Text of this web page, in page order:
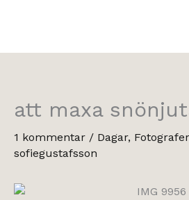
att maxa
1 kommentar / Dagar,
sofiegustafsson